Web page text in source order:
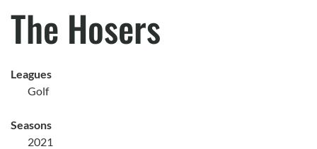
The Hosers
Leagues
Golf
Seasons
2021